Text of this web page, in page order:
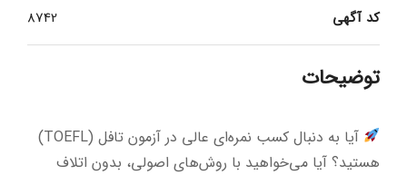
کد آگهی 8742
توضیحات
آیا به دنبال کسب نمره‌ای عالی در آزمون تافل (TOEFL)
هستید؟ آیا می‌خواهید با روش‌های اصولی، بدون اتلاف